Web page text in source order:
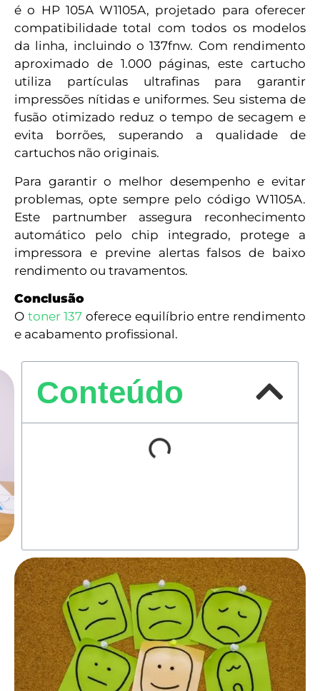
é o HP 105A W1105A, projetado para oferecer
compatibilidade total com todos os modelos
da linha, incluindo o 137fnw. Com rendimento
aproximado de 1.000 páginas, este cartucho
utiliza partículas ultrafinas para garantir
impressões nítidas e uniformes. Seu sistema de
fusão otimizado reduz o tempo de secagem e
evita borrões, superando a qualidade de
cartuchos não originais.
Para garantir o melhor desempenho e evitar
problemas, opte sempre pelo código W1105A.
Este partnumber assegura reconhecimento
automático pelo chip integrado, protege a
impressora e previne alertas falsos de baixo
rendimento ou travamentos.
Conclusão
O toner 137 oferece equilíbrio entre rendimento
e acabamento profissional.
Conteúdo